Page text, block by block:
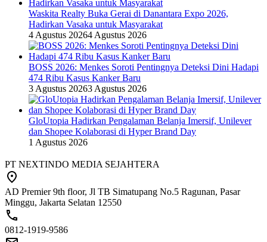
Waskita Realty Buka Gerai di Danantara Expo 2026,
Hadirkan Vasaka untuk Masyarakat
4 Agustus 20264 Agustus 2026
BOSS 2026: Menkes Soroti Pentingnya Deteksi Dini Hadapi
474 Ribu Kasus Kanker Baru
3 Agustus 20263 Agustus 2026
GloUtopia Hadirkan Pengalaman Belanja Imersif, Unilever
dan Shopee Kolaborasi di Hyper Brand Day
1 Agustus 2026
PT NEXTINDO MEDIA SEJAHTERA
AD Premier 9th floor, Jl TB Simatupang No.5 Ragunan, Pasar
Minggu, Jakarta Selatan 12550
0812-1919-9586